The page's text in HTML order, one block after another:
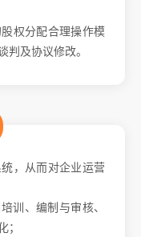
权分配合理操作模
判及协议修改。
，从而对企业运营
训、编制与审核、
；